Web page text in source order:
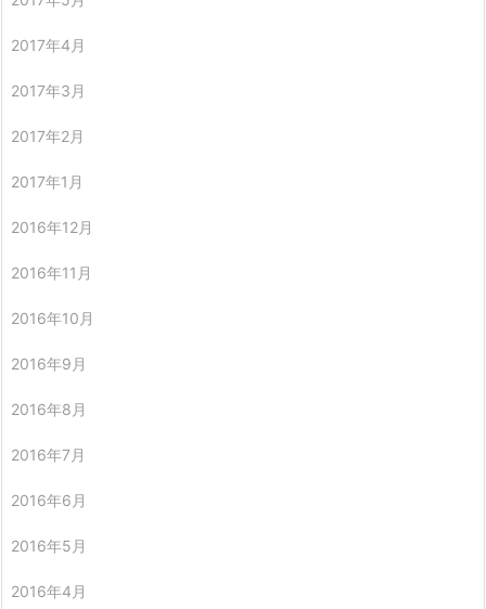
2017年4月
2017年3月
2017年2月
2017年1月
2016年12月
2016年11月
2016年10月
2016年9月
2016年8月
2016年7月
2016年6月
2016年5月
2016年4月